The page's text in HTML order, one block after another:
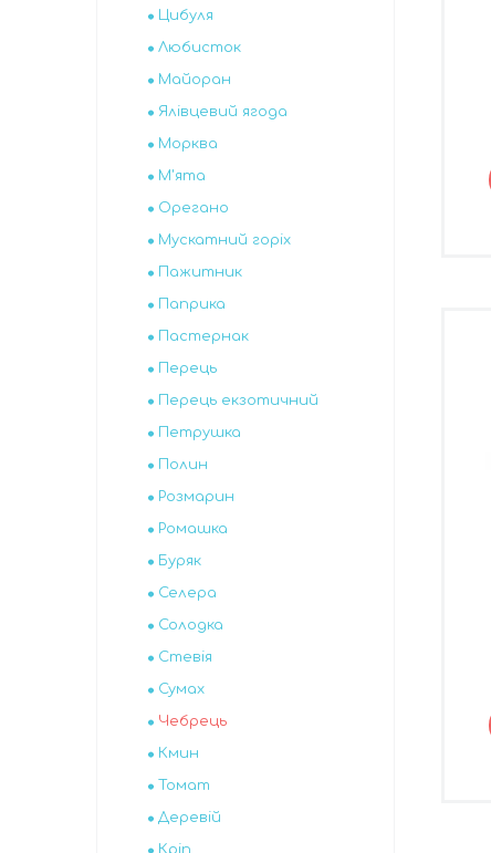
Цибуля
Любисток
Майоран
Ялівцевий ягода
Морква
М'ята
Орегано
Мускатний горіх
Пажитник
Паприка
Пастернак
Перець
Перець екзотичний
Петрушка
Полин
Розмарин
Ромашка
Буряк
Селера
Солодка
Стевія
Сумах
Чебрець
Кмин
Томат
Деревій
Кріп